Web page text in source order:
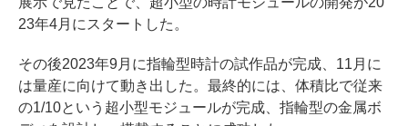
23年4月にスタートした。
その後2023年9月に指輪型時計の試作品が完成、11月に
は量産に向けて動き出した。最終的には、体積比で従来
の1/10という超小型モジュールが完成、指輪型の金属ボ